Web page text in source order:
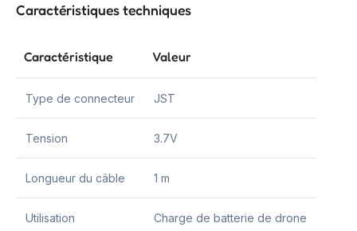
Caractéristiques techniques
Caractéristique Valeur
Type de connecteur JST
Tension 3.7V
Longueur du câble 1 m
Utilisation Charge de batterie de drone